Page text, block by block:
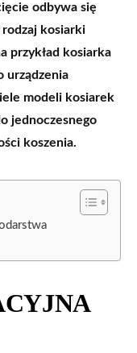
odbywa się
rodzaj kosiarki
przykład kosiarka
urządzenia
modeli kosiarek
jednoczesnego
koszenia.